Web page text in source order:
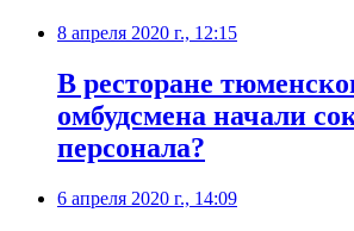
8 апреля 2020 г., 12:15
В ресторане
омбудсмена начали
персонала?
6 апреля 2020 г., 14:09